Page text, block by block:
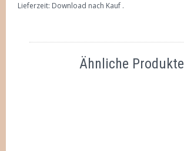
Lieferzeit: Download nach Kauf
Ähnliche Produkte